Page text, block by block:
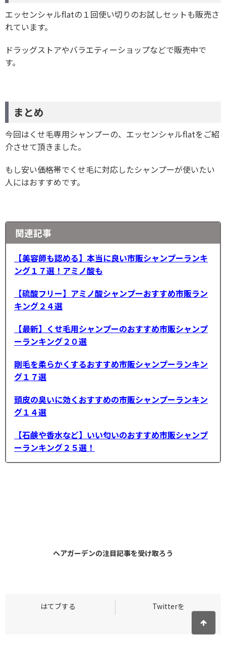
エッセンシャルflatの１回使い切りのお試しセットも販売さ
れています。
ドラッグストアやバラエティーショップなどで販売中で
す。
まとめ
今回はくせ毛専用シャンプーの、エッセンシャルflatをご紹
介させて頂きました。
もし安い価格帯でくせ毛に対応したシャンプーが使いたい
人にはおすすめです。
関連記事
【美容師も認める】本当に良い市販シャンプーランキ
ング１７選！アミノ酸も
【硫酸フリー】アミノ酸シャンプーおすすめ市販ラン
キング２４選
【最新】くせ毛用シャンプーのおすすめ市販シャンプ
ーランキング２０選
剛毛を柔らかくするおすすめ市販シャンプーランキン
グ１７選
頭皮の臭いに効くおすすめの市販シャンプーランキン
グ１４選
【石鹸や香水など】いい匂いのおすすめ市販シャンプ
ーランキング２５選！
ヘアガーデンの注目記事を受け取ろう